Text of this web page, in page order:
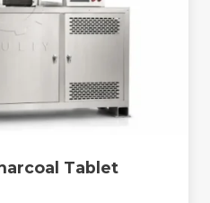
Tablet